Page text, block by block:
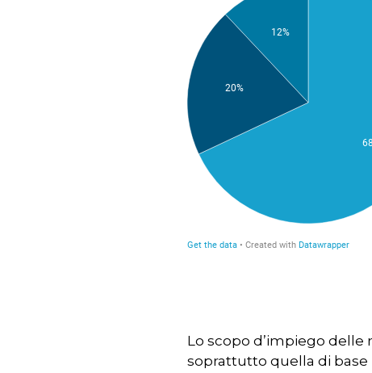
Lo scopo d’impiego
soprattutto quella di base